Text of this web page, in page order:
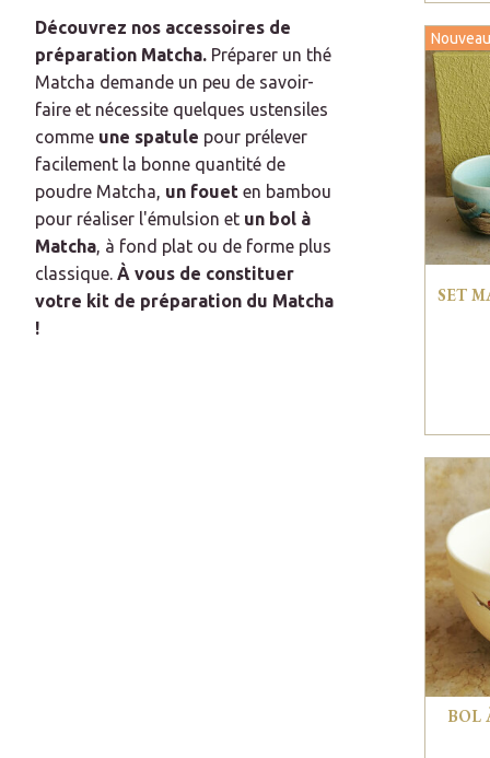
Découvrez nos accessoires de
préparation Matcha. Préparer un thé
Matcha demande un peu de savoir-
faire et nécessite quelques ustensiles
comme une spatule pour prélever
facilement la bonne quantité de
poudre Matcha, un fouet en bambou
pour réaliser l'émulsion et un bol à
Matcha, à fond plat ou de forme plus
classique. À vous de constituer
votre kit de préparation du Matcha
!
SET
BOL